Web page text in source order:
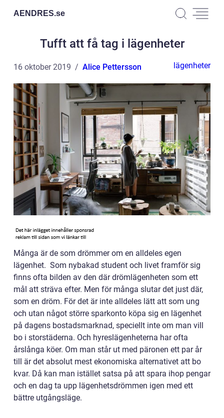
AENDRES.se
Tufft att få tag i lägenheter
16 oktober 2019 Alice Pettersson lägenheter
Många är de som drömmer om en alldeles egen
lägenhet. Som nybakad student och livet framför sig
finns ofta bilden av den där drömlägenheten som ett
mål att sträva efter. Men för många slutar det just där,
som en dröm. För det är inte alldeles lätt att som ung
och utan något större sparkonto köpa sig en lägenhet
på dagens bostadsmarknad, speciellt inte om man vill
bo i storstäderna. Och hyreslägenheterna har ofta
årslånga köer. Om man står ut med päronen ett par år
till är det absolut mest ekonomiska alternativet att bo
kvar. Då kan man istället satsa på att spara ihop pengar
och en dag ta upp lägenhetsdrömmen igen med ett
bättre utgångsläge.